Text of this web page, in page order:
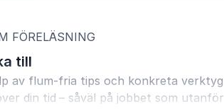
FÖRELÄSNING
till
av flum-fria tips och konkreta verktyg
din tid – såväl på jobbet som utanför